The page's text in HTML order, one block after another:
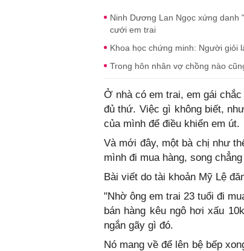
Ninh Dương Lan Ngọc xứng
cưới em trai
Khoa học chứng minh: Người giỏi
Trong hôn nhân vợ chồng nào
Ở nhà có em trai, em gái
đủ thứ. Việc gì không biết,
của mình để điều khiển em út.
Và mới đây, một bà chị như
mình đi mua hàng, song
Bài viết do tài khoản Mỹ Lệ
"Nhờ ông em trai 23 tuổi đi
bán hàng kêu ngô hơi xấu
ngắn gãy gì đó.
Nó mang về để lên bệ bếp